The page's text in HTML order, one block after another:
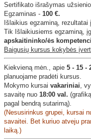
Sertifikato išrašymas
Egzaminas - 100 €.
Išlaikius egzaminą, rezultatai
Tik Išlaikiusiems egzaminą,
apskaitininko/ės
Baigusių kursus kokybės
Kiekvieną mėn., apie 5 - 15 -
planuojame pradėti kursus.
Mokymo kursai vakariniai ,
savaitę nuo 18:00 val.
pagal bendrą sutarimą).
(Nesusirinkus grupei, kursai
savaitei. Bet kuriuo atveju
laiką.)